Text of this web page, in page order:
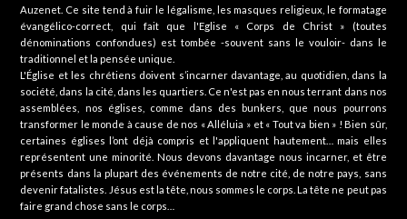
Auzenet. Ce site tend à fuir le légalisme, les masques religieux, le formatage
évangélico-correct, qui fait que l'Eglise « Corps de Christ » (toutes
dénominations confondues) est tombée -souvent sans le vouloir- dans le
traditionnel et la pensée unique.
L'Église et les chrétiens doivent s’incarner davantage, au quotidien, dans la
société, dans la cité, dans les quartiers. Ce n'est pas en nous terrant dans nos
assemblées, nos églises, comme dans des bunkers, que nous pourrons
transformer le monde à cause de nos « Alléluia » et « Tout va bien » ! Bien sûr,
certaines églises l’ont déjà compris et l'appliquent hautement… mais elles
représentent une minorité. Nous devons davantage nous incarner, et être
présents dans la plupart des événements de notre cité, de notre pays, sans
devenir fatalistes. Jésus est la tête, nous sommes le corps. La tête ne peut pas
faire grand chose sans le corps…